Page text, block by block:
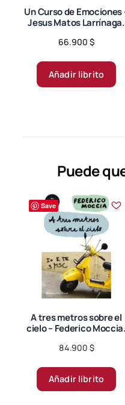
de
Un Curso de Emociones
Jesus Matos Larrínaga.
66.900 $
Añadir librito
Puede
Save
A tres metros sobre el
cielo – Federico Moccia.
84.900 $
Añadir librito